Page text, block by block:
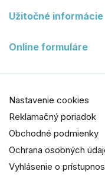
Užitočné informácie
Online formuláre
Nastavenie cookies
Reklamačný poriadok
Obchodné podmienky
Ochrana osobných
Vyhlásenie o